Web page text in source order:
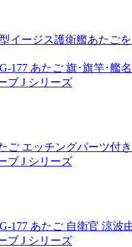
イージス護衛艦あたご
177 あたご 旗･旗竿･艦
ブ J シリーズ
ご エッチングパーツ付
ブ J シリーズ
177 あたご 自衛官 涼波
ブ J シリーズ